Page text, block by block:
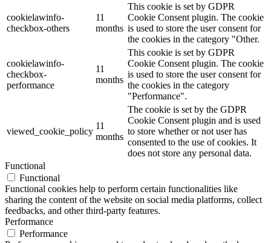
cookielawinfo-
checkbox-others
11
months
This cookie is set by GDPR
Cookie Consent plugin. The cookie
is used to store the user consent for
the cookies in the category "Other.
cookielawinfo-
checkbox-
performance
11
months
This cookie is set by GDPR
Cookie Consent plugin. The cookie
is used to store the user consent for
the cookies in the category
"Performance".
viewed_cookie_policy
11
months
The cookie is set by the GDPR
Cookie Consent plugin and is used
to store whether or not user has
consented to the use of cookies. It
does not store any personal data.
Functional
Functional
Functional cookies help to perform certain functionalities like
sharing the content of the website on social media platforms, collect
feedbacks, and other third-party features.
Performance
Performance